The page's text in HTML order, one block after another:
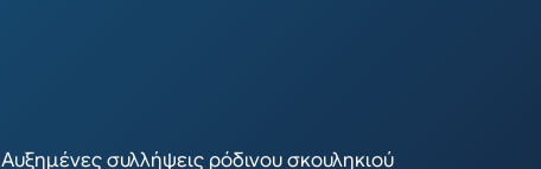
Αυξημένες συλλήψεις ρόδινου σκουληκιού